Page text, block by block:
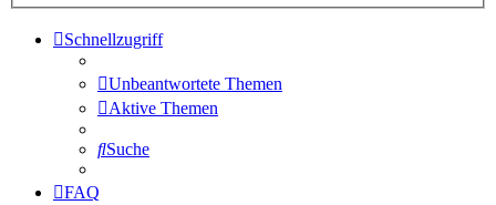
Schnellzugriff
Unbeantwortete Themen
Aktive Themen
Suche
FAQ